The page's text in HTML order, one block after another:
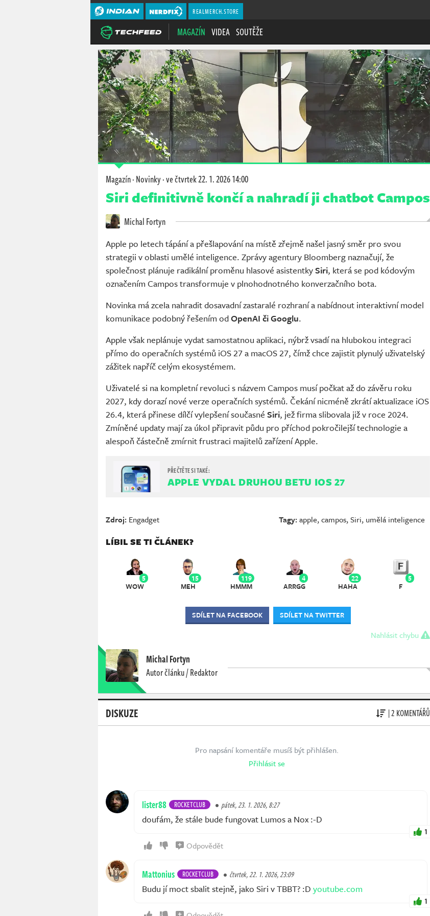
REALMERCH.STORE
MAGAZÍN VIDEA SOUTĚŽE
Magazín·Novinky·ve čtvrtek22. 1. 2026 14:00
Siri definitivně končí a nahradí ji chatbot Campos
Michal Fortyn
Apple po letech tápání a přešlapování na místě zřejmě našel jasný směr pro svou
strategii v oblasti umělé inteligence. Zprávy agentury Bloomberg naznačují, že
společnost plánuje radikální proměnu hlasové asistentkySiri, která se pod kódovým
označením Campos transformuje v plnohodnotného konverzačního bota.
Novinka má zcela nahradit dosavadní zastaralé rozhraní a nabídnout interaktivní model
komunikace podobný řešením odOpenAI či Googlu.
Apple však neplánuje vydat samostatnou aplikaci, nýbrž vsadí na hlubokou integraci
přímo do operačních systémů iOS 27 a macOS 27, čímž chce zajistit plynulý uživatelský
zážitek napříč celým ekosystémem.
Uživatelé si na kompletní revoluci s názvem Campos musí počkat až do závěru roku
2027, kdy dorazí nové verze operačních systémů. Čekání nicméně zkrátí aktualizace iOS
26.4, která přinese dílčí vylepšení současné Siri, jež firma slibovala již v roce 2024.
Zmíněné updaty mají za úkol připravit půdu pro příchod pokročilejší technologie a
alespoň částečně zmírnit frustraci majitelů zařízení Apple.
APPLE VYDAL DRUHOU BETU IOS 27
Zdroj: Engadget Tagy:apple,campos,Siri, umělá inteligence
LÍBIL SE TI ČLÁNEK?
5
WOW
15
MEH
119
HMMM
4
ARRGG
22
HAHA
5
F
SDÍLET NA FACEBOOK SDÍLET NA TWITTER
Nahlásit chybu
Michal Fortyn
Autor článku / Redaktor
DISKUZE | 2 KOMENTÁŘŮ
Pro napsání komentáře musíš být přihlášen.
Přihlásit se
lister88 ROCKETCLUB pátek, 23. 1. 2026, 8:27
doufám, že stále bude fungovat Lumos a Nox :-D
1
Odpovědět
Mattonius ROCKETCLUB čtvrtek, 22. 1. 2026, 23:09
Budu jí moct sbalit stejně, jako Siri v TBBT? :D youtube.com
1